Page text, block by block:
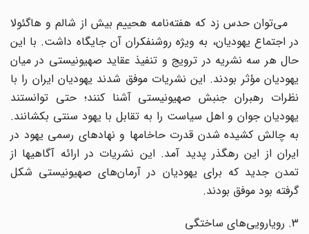
می‌توان حدس زد که هفته‌نامه هحییم بیش از شالم و هاگئولا
در اجتماع یهودیان، به ویژه روشنفکران آن جایگاه داشت. با این
حال هر سه نشریه در ترویج و تنفیذ عقاید صهیونیستی در میان
یهودیان مؤثر بودند. این نشریات موفق شدند یهودیان ایران را با
نظرات رهبران جنبش صهیونیستی آشنا کنند؛ حتی توانستند
یهودیان جوان و اهل سیاست را به تقابل با یهود سنتی بکشانند.
به چالش کشیده شدن قدرت حاخامها و نهادهای رسمی یهود در
ایران از این رهگذر پدید آمد. این نشریات در ارائه آگاهیها از
تمدن جدید که برای یهودیان در آرمان‌های صهیونیستی شکل
گرفته بود موفق بودند.